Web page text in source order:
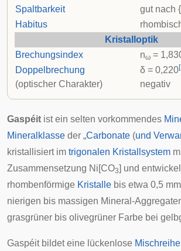
Spaltbarkeit
gut nach {
Habitus
Kristalloptik
Brechungsindex
nω =
Doppelbrechung
(optischer Charakter)
δ = 0,220[
negativ
Gaspéit ist ein selten vorkommendes
Mineralklasse der „Carbonate (und
kristallisiert im trigonalen Kristallsystem
Zusammensetzung Ni[CO3] und
rhombenförmige Kristalle bis etwa 0,5
nierigen bis massigen Mineral-
grasgrüner bis olivegrüner Farbe bei
Gaspéit bildet eine lückenlose Mischreihe